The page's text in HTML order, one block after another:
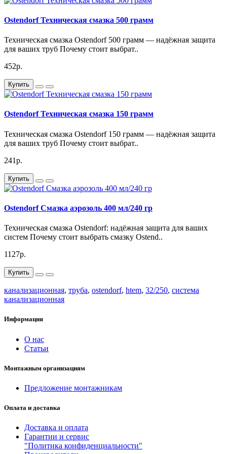
Диаметр - 32 мм
Длинна - 250 мм
Артикул 110010
Канализационная труба Ostendorf HTEM 32/250 — надежное
решение для вашей системы водоотведения. Изготовленная из
высококачественного полипропилена, она обеспечивает
долговечность и устойчивость к коррозии. Этот материал
гарантирует отсутствие утечек и минимальное воздействие
химических веществ, что делает трубу идеальной для
использования в различных условиях.
Канализационная труба Ostendorf HTEM 32/250 обладает
стандартным размерам, она совместима с большинством
существующих систем, что упрощает процесс монтажа.
эффективную работу вашей канализации на долгие годы.
Ostendorf Техническая смазка 500 грамм
Техническая смазка Ostendorf 500 грамм — надёжная защита
для ваших труб Почему стоит выбрат..
452р.
Купить
Ostendorf Техническая смазка 150 грамм
Техническая смазка Ostendorf 150 грамм — надёжная защита
для ваших труб Почему стоит выбрат..
241р.
Купить
Ostendorf Смазка аэрозоль 400 мл/240 гр
Техническая смазка Ostendorf: надёжная защита для ваших
систем Почему стоит выбрать смазку Ostend..
1127р.
Купить
канализационная, труба, ostendorf, htem, 32/250, система
канализационная
Информация
О нас
Статьи
Монтажным организациям
Предложение монтажникам
Оплата и доставка
Доставка и оплата
Гарантии и сервис
"Политика конфиденциальности"